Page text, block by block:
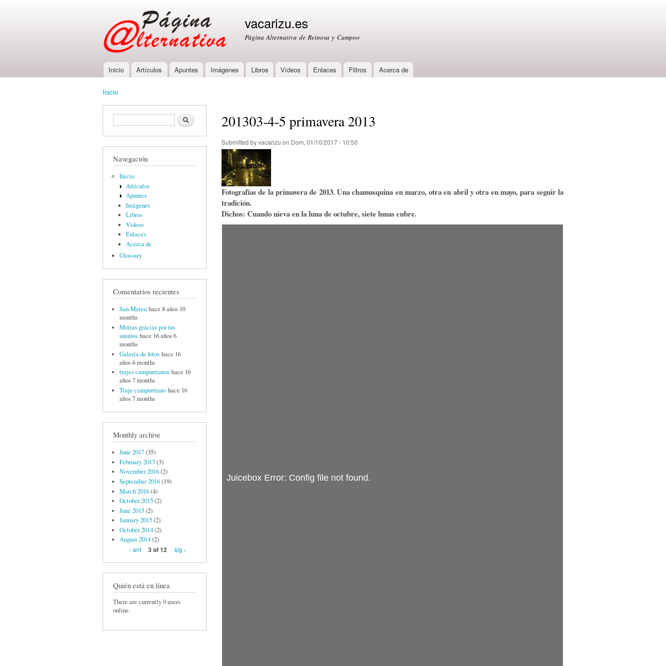
content
vacarizu.es
Página Alternativa de Reinosa y Campoo
Main menu
Inicio Artículos Apuntes Imágenes Libros Vídeos Enlaces Filtros Acerca de
Inicio
Formulario de búsquedaBuscar
Navegación
Inicio
Artículos
Apuntes
Imágenes
Libros
Vídeos
Enlaces
Acerca de
Glossary
Comentarios recientes
San Mateo hace 8 años 10
months
Moitas gracias por tus
animos hace 16 años 6
months
Galería de fotos hace 16
años 6 months
trajes campurrianos hace 16
años 7 months
Traje campurriano hace 16
años 7 months
Monthly archive
June 2017(35)
February 2017(3)
November 2016(2)
September 2016(19)
March 2016(4)
October 2015(2)
June 2015(2)
January 2015(2)
October 2014(2)
August 2014(2)
‹ ant
3 of 12 sig ›
Quién está en línea
There are currently 0 users
online.
201303-4-5 primavera 2013
Submitted byvacarizu on Dom, 01/10/2017 - 10:50
Fotografías de la primavera de 2013. Una chamusquina en marzo, otra en abril y otra en mayo, para seguir la
tradición.
Dichos: Cuando nieva en la luna de octubre, siete lunas cubre.
Juicebox Error: Config file not found.